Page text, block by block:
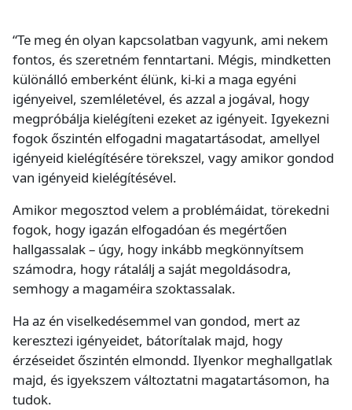
“Te meg én olyan kapcsolatban vagyunk, ami nekem
fontos, és szeretném fenntartani. Mégis, mindketten
különálló emberként élünk, ki-ki a maga egyéni
igényeivel, szemléletével, és azzal a jogával, hogy
megpróbálja kielégíteni ezeket az igényeit. Igyekezni
fogok őszintén elfogadni magatartásodat, amellyel
igényeid kielégítésére törekszel, vagy amikor gondod
van igényeid kielégítésével.
Amikor megosztod velem a problémáidat, törekedni
fogok, hogy igazán elfogadóan és megértően
hallgassalak – úgy, hogy inkább megkönnyítsem
számodra, hogy rátalálj a saját megoldásodra,
semhogy a magaméira szoktassalak.
Ha az én viselkedésemmel van gondod, mert az
keresztezi igényeidet, bátorítalak majd, hogy
érzéseidet őszintén elmondd. Ilyenkor meghallgatlak
majd, és igyekszem változtatni magatartásomon, ha
tudok.